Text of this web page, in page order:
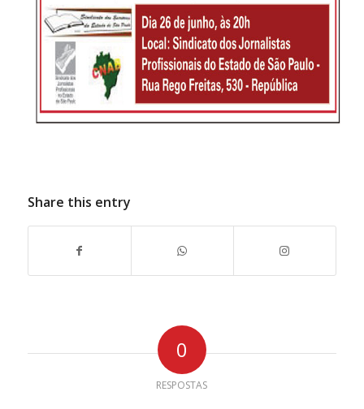
Share this entry
0
RESPOSTAS